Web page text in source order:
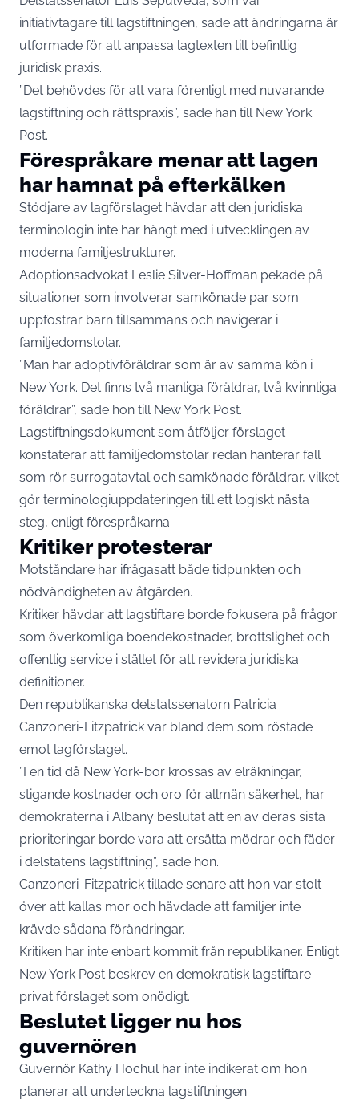
initiativtagare till lagstiftningen, sade att ändringarna är
utformade för att anpassa lagtexten till befintlig
juridisk praxis.
”Det behövdes för att vara förenligt med nuvarande
lagstiftning och rättspraxis”, sade han till New York
Post.
Förespråkare menar att lagen
har hamnat på efterkälken
Stödjare av lagförslaget hävdar att den juridiska
terminologin inte har hängt med i utvecklingen av
moderna familjestrukturer.
Adoptionsadvokat Leslie Silver-Hoffman pekade på
situationer som involverar samkönade par som
uppfostrar barn tillsammans och navigerar i
familjedomstolar.
”Man har adoptivföräldrar som är av samma kön i
New York. Det finns två manliga föräldrar, två kvinnliga
föräldrar”, sade hon till New York Post.
Lagstiftningsdokument som åtföljer förslaget
konstaterar att familjedomstolar redan hanterar fall
som rör surrogatavtal och samkönade föräldrar, vilket
gör terminologiuppdateringen till ett logiskt nästa
steg, enligt förespråkarna.
Kritiker protesterar
Motståndare har ifrågasatt både tidpunkten och
nödvändigheten av åtgärden.
Kritiker hävdar att lagstiftare borde fokusera på frågor
som överkomliga boendekostnader, brottslighet och
offentlig service i stället för att revidera juridiska
definitioner.
Den republikanska delstatssenatorn Patricia
Canzoneri-Fitzpatrick var bland dem som röstade
emot lagförslaget.
”I en tid då New York-bor krossas av elräkningar,
stigande kostnader och oro för allmän säkerhet, har
demokraterna i Albany beslutat att en av deras sista
prioriteringar borde vara att ersätta mödrar och fäder
i delstatens lagstiftning”, sade hon.
Canzoneri-Fitzpatrick tillade senare att hon var stolt
över att kallas mor och hävdade att familjer inte
krävde sådana förändringar.
Kritiken har inte enbart kommit från republikaner. Enligt
New York Post beskrev en demokratisk lagstiftare
privat förslaget som onödigt.
Beslutet ligger nu hos
guvernören
Guvernör Kathy Hochul har inte indikerat om hon
planerar att underteckna lagstiftningen.